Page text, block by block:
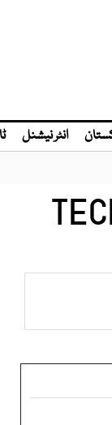
انٹر نیشنل